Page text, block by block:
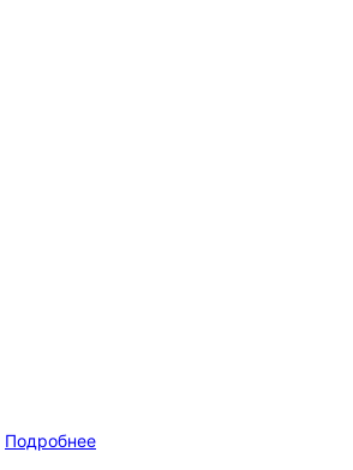
Подробнее